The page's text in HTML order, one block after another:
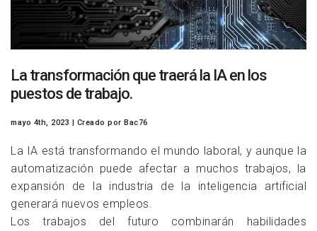
La transformación que traerá la IA en los
puestos de trabajo.
mayo 4th, 2023 | Creado por Bac76
La IA está transformando el mundo laboral, y aunque la
automatización puede afectar a muchos trabajos, la
expansión de la industria de la inteligencia artificial
generará nuevos empleos.
Los trabajos del futuro combinarán habilidades